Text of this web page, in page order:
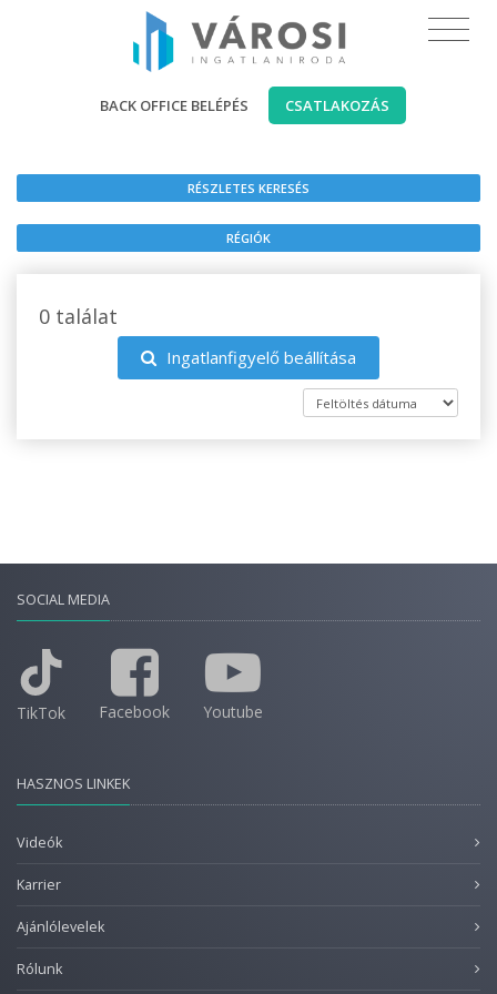
BACK OFFICE BELÉPÉS CSATLAKOZÁS
RÉSZLETES KERESÉS
RÉGIÓK
0 találat
Ingatlanfigyelő beállítása
SOCIAL MEDIA
TikTok Facebook Youtube
HASZNOS LINKEK
Videók
Karrier
Ajánlólevelek
Rólunk